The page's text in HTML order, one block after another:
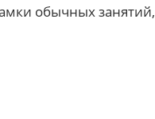
обычных занятий,